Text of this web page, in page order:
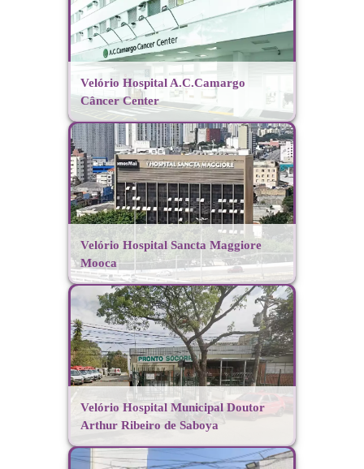
Velório Hospital A.C.Camargo
Câncer Center
Velório Hospital Sancta Maggiore
Mooca
Velório Hospital Municipal Doutor
Arthur Ribeiro de Saboya